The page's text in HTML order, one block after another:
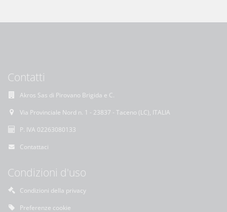
Contatti
Akros Sas di Pirovano Brigida e C.
Via Provinciale Nord n. 1 - 23837 - Taceno (LC), ITALIA
P. IVA 02263080133
Contattaci
Condizioni d'uso
Condizioni della privacy
Preferenze cookie